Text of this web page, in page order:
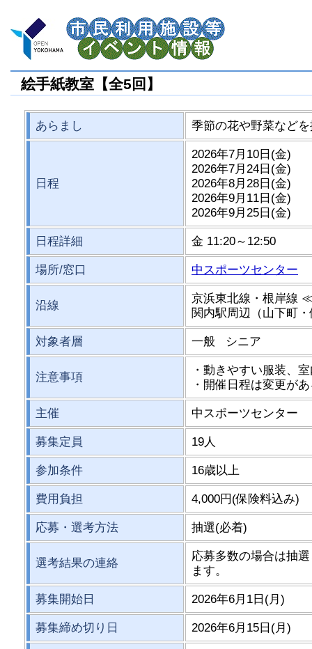
絵手紙教室【全5回】
あらまし 季節の花や野菜など
日程
2026年7月10日(金)
2026年7月24日(金)
2026年8月28日(金)
2026年9月11日(金)
2026年9月25日(金)
日程詳細 金 11:20～12:50
場所/窓口 中スポーツセンター
沿線
京浜東北線・根岸線
関内駅周辺（山下町
対象者層 一般 シニア
注意事項
・動きやすい服装、
・開催日程は変更が
主催 中スポーツセンター
募集定員 19人
参加条件 16歳以上
費用負担 4,000円(保険料込み)
応募・選考方法 抽選(必着)
選考結果の連絡
応募多数の場合は抽
ます。
募集開始日 2026年6月1日(月)
募集締め切り日 2026年6月15日(月)